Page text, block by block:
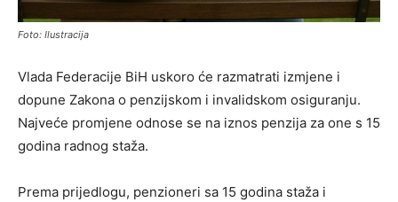
Foto: Ilustracija
Vlada Federacije BiH uskoro će razmatrati izmjene i
dopune Zakona o penzijskom i invalidskom osiguranju.
Najveće promjene odnose se na iznos penzija za one s 15
godina radnog staža.
Prema prijedlogu, penzioneri sa 15 godina staža i